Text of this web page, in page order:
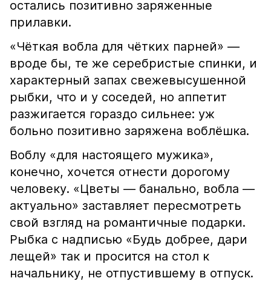
остались позитивно заряженные
прилавки.
«Чёткая вобла для чётких парней» —
вроде бы, те же серебристые спинки, и
характерный запах свежевысушенной
рыбки, что и у соседей, но аппетит
разжигается гораздо сильнее: уж
больно позитивно заряжена воблёшка.
Воблу «для настоящего мужика»,
конечно, хочется отнести дорогому
человеку. «Цветы — банально, вобла —
актуально» заставляет пересмотреть
свой взгляд на романтичные подарки.
Рыбка с надписью «Будь добрее, дари
лещей» так и просится на стол к
начальнику, не отпустившему в отпуск.